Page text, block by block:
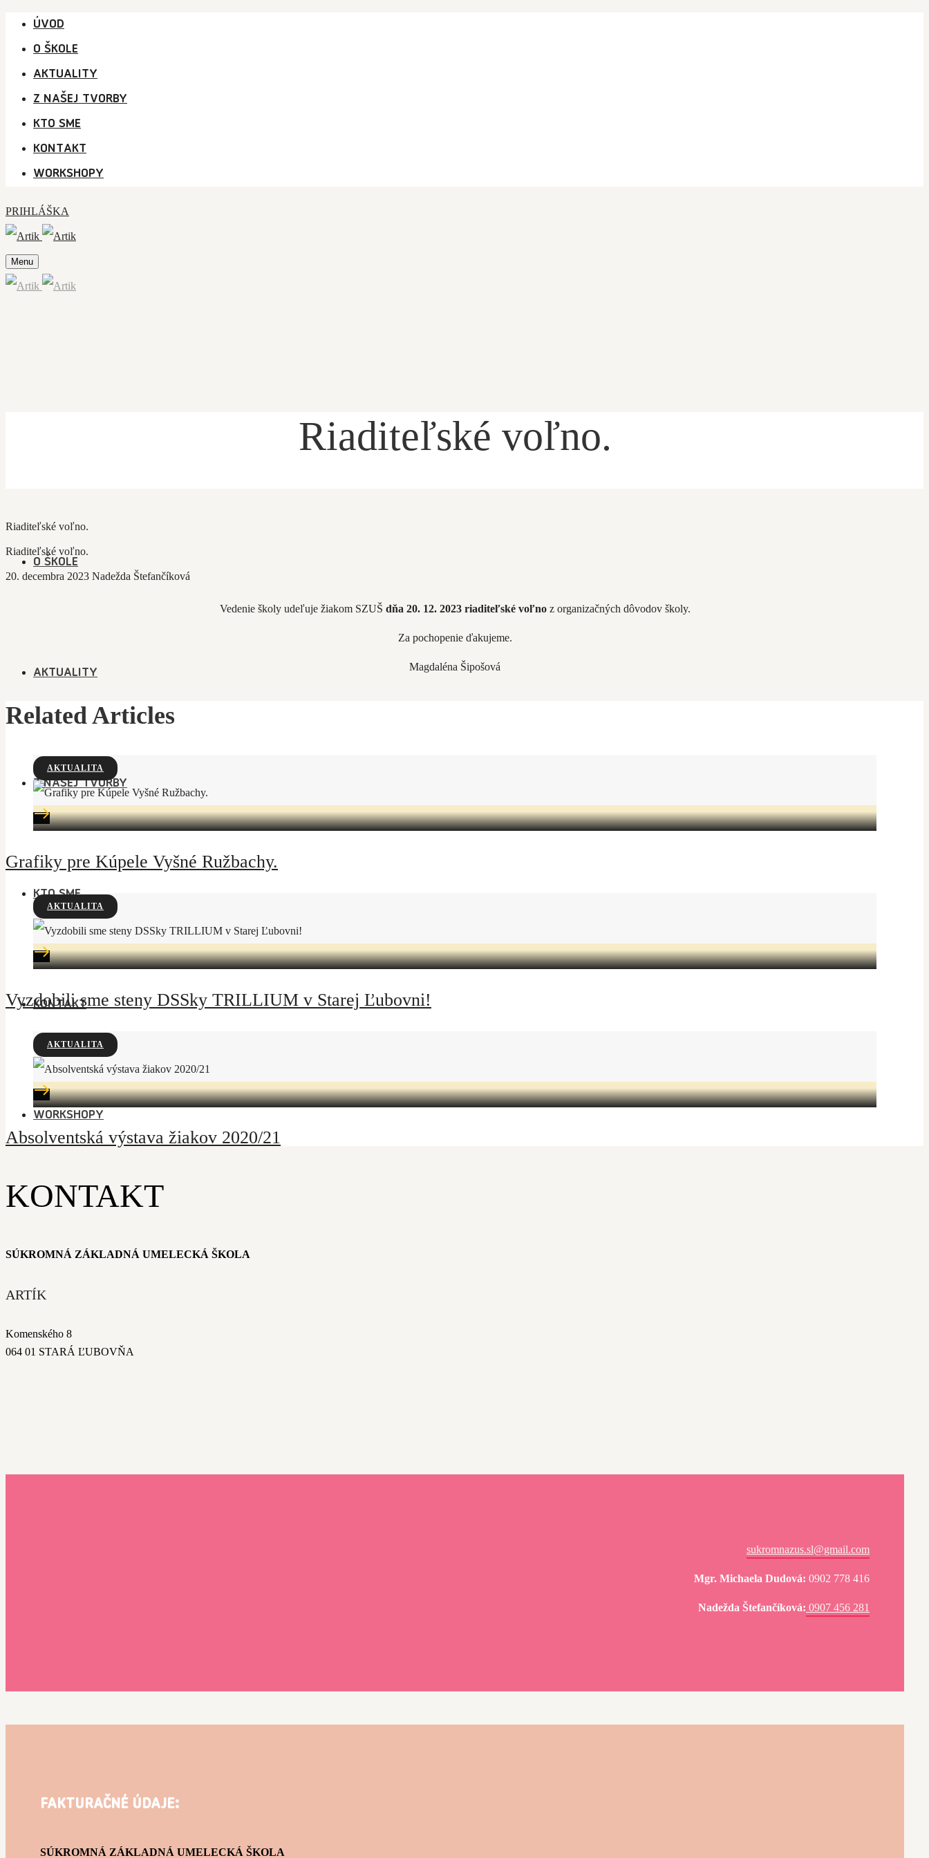
ÚVOD
O ŠKOLE
AKTUALITY
Z NAŠEJ TVORBY
KTO SME
KONTAKT
WORKSHOPY
PRIHLÁŠKA
Menu
O ŠKOLE
AKTUALITY
Z NAŠEJ TVORBY
KTO SME
KONTAKT
WORKSHOPY
PRIHLÁŠKA
Riaditeľské voľno.
Riaditeľské voľno.
Riaditeľské voľno.
20. decembra 2023 Nadežda Štefančíková
Vedenie školy udeľuje žiakom SZUŠ dňa 20. 12. 2023 riaditeľské voľnoz organizačných dôvodov školy.
Za pochopenie ďakujeme.
Magdaléna Šipošová
Related Articles
AKTUALITA
Grafiky pre Kúpele Vyšné Ružbachy.
AKTUALITA
Vyzdobili sme steny DSSky TRILLIUM v Starej Ľubovni!
AKTUALITA
Absolventská výstava žiakov 2020/21
KONTAKT
SÚKROMNÁ ZÁKLADNÁ UMELECKÁ ŠKOLA
ARTÍK
Komenského 8
064 01 STARÁ ĽUBOVŇA
sukromnazus.sl@gmail.com
Mgr. Michaela Dudová: 0902 778 416
Nadežda Štefančíková: 0907 456 281
FAKTURAČNÉ ÚDAJE:
SÚKROMNÁ ZÁKLADNÁ UMELECKÁ ŠKOLA